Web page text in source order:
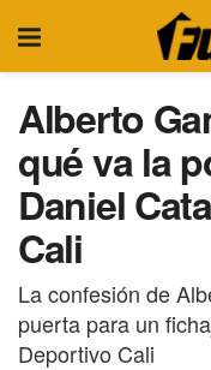
Alberto
qué va la
Daniel
Cali
La confesión de
puerta para un
Deportivo Cali